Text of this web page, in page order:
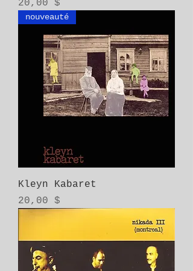
Prix
20,00 $
nouveauté
Kleyn Kabaret
Prix
20,00 $